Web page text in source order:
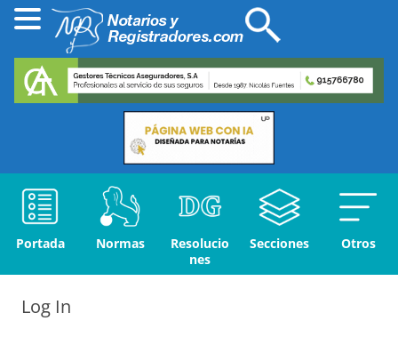
Portada Normas
Resolucio
nes
Secciones Otros
Log In